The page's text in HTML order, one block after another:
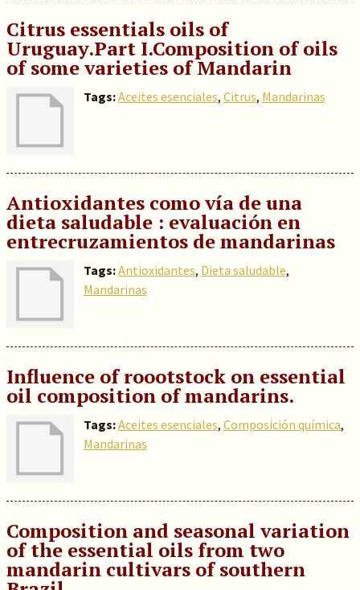
Citrus essentials oils of
Uruguay.Part I.Composition of oils
of some varieties of Mandarin
Tags:Aceites esenciales, Citrus, Mandarinas
Antioxidantes como vía de una
dieta saludable : evaluación en
entrecruzamientos de mandarinas
Tags:Antioxidantes, Dieta saludable,
Mandarinas
Influence of roootstock on essential
oil composition of mandarins.
Tags:Aceites esenciales, Composición química,
Mandarinas
Composition and seasonal variation
of the essential oils from two
mandarin cultivars of southern